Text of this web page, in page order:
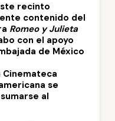
recinto
contenido del
Romeo y Julieta
con el apoyo
de México
se
al